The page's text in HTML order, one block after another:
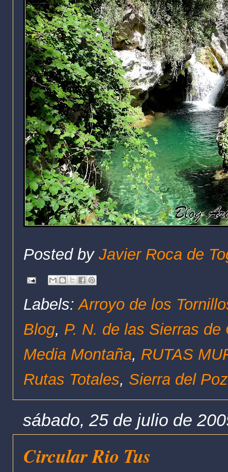
Posted by Javier Roca de
Labels:Arroyo de los
Blog, P. N. de las Sierras
Media Montaña, RUTAS
Rutas Totales, Sierra del
sábado, 25 de julio de
Circular Rio Tus